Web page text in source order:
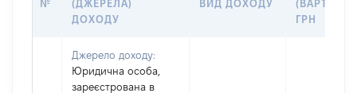
№
(ДЖЕРЕЛА)
ДОХОДУ
ВИД ДОХОДУ
ГРН
Джерело доходу:
Юридична особа,
зареєстрована в